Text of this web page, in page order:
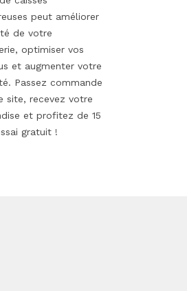
peut améliorer
de votre
optimiser vos
et augmenter votre
Passez commande
site, recevez votre
et profitez de 15
gratuit !